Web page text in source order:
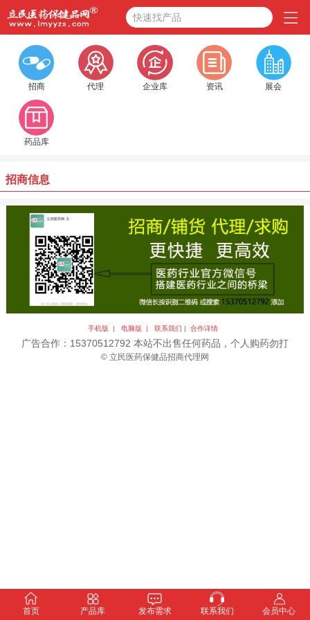
快速找产品
招商 代理 企业库 资讯 展会
药品库
招商信息
手机版 | 电脑版 | 联系我们 | 合作详情
广告合作：15370512792 本站不出售任何药品，个人购药勿打
© 立民医药保健品招商代理网
首页 产品库 发布需求 联系我们 会员中心